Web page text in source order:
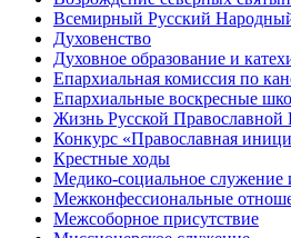
Всемирный Русский
Духовенство
Духовное образование и
Епархиальная комиссия по
Епархиальные воскресные
Жизнь Русской Православной
Конкурс «Православная
Крестные ходы
Медико-социальное служение
Межконфессиональные
Межсоборное присутствие